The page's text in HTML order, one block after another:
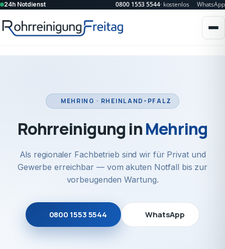
24h Notdienst 0800 1553 5544· kostenlos WhatsApp
MEHRING · RHEINLAND-PFALZ
Rohrreinigung inMehring
Als regionaler Fachbetrieb sind wir für Privat und
Gewerbe erreichbar — vom akuten Notfall bis zur
vorbeugenden Wartung.
0800 1553 5544 WhatsApp